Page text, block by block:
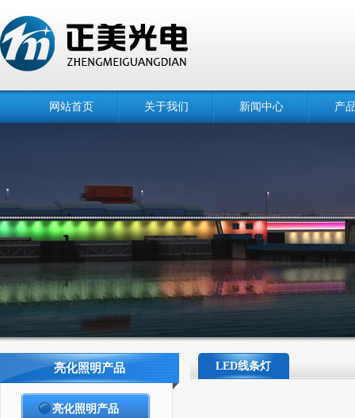
网站首页 关于我们 新闻中心 产
亮化照明产品
亮化照明产品
LED线条灯